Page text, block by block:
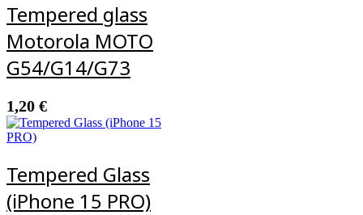
Tempered glass
Motorola MOTO
G54/G14/G73
1,20 €
Tempered Glass
(iPhone 15 PRO)